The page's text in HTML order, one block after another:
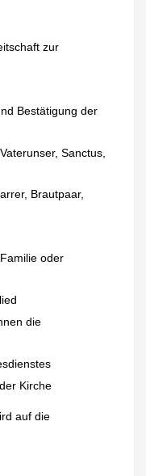
zur
Bestätigung der
Sanctus,
Brautpaar,
oder
die
Kirche
auf die